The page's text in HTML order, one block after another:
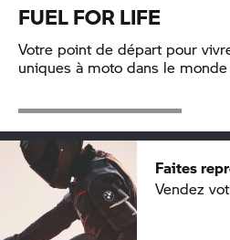
FUEL FOR LIFE
Votre point de départ pour
uniques à moto dans le
Faites
Vendez